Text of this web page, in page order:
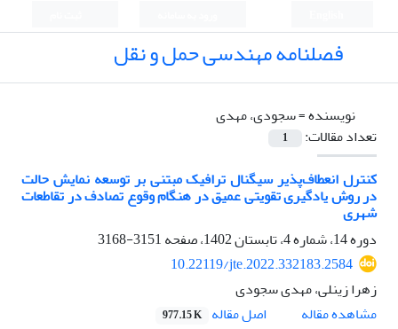
فصلنامه مهندسی حمل و نقل
نویسنده =سجودی، مهدی
تعداد مقالات:
1
کنترل انعطاف‌پذیر سیگنال ترافیک مبتنی بر توسعه نمایش حالت
در روش یادگیری تقویتی عمیق در هنگام وقوع تصادف در تقاطعات
شهری
دوره 14، شماره 4، تابستان 1402، صفحه
3151-3168
10.22119/jte.2022.332183.2584
زهرا زینلی، مهدی سجودی
مشاهده مقاله
اصل مقاله 977.15 K